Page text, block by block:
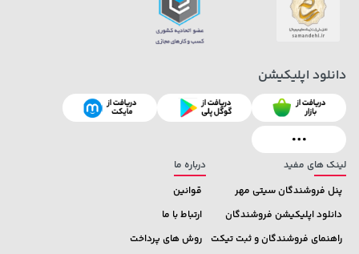
2,729,000 تومان خرید 66,980,000 تومان
لینک های مفید
پنل فروشندگان سیتی مهر
دانلود اپلیکیشن فروشندگان
راهنمای فروشندگان و ثبت تیکت
درباره ما
قوانین
ارتباط با ما
روش های پرداخت
دانلود اپلیکیشن